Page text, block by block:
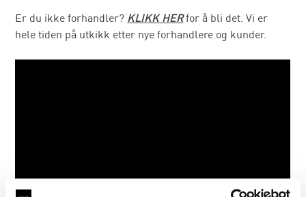
Er du ikke forhandler? KLIKK HERfor å bli det. Vi er
hele tiden på utkikk etter nye forhandlere og kunder.